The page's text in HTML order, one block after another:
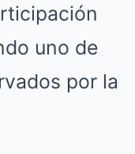
uno de
por la